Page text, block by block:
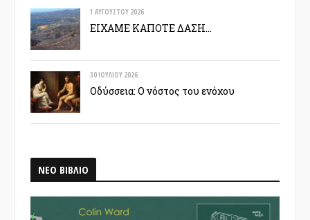
1 ΑΥΓΟΎΣΤΟΥ 2026
ΕΙΧΑΜΕ ΚΑΠΟΤΕ ΔΑΣΗ…
30 ΙΟΥΛΊΟΥ 2026
Οδύσσεια: Ο νόστος του ενόχου
ΝΕΟ ΒΙΒΛΙΟ